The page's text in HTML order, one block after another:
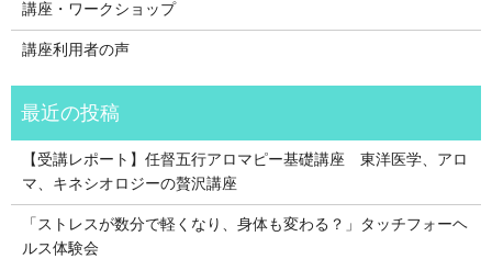
講座・ワークショップ
講座利用者の声
【受講レポート】任督五行アロマピー基礎講座 東洋医学、アロ
マ、キネシオロジーの贅沢講座
「ストレスが数分で軽くなり、身体も変わる？」タッチフォーヘ
ルス体験会